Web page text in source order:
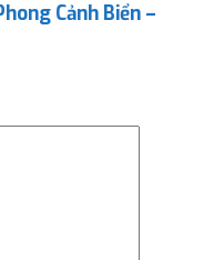
Cảnh Biển –